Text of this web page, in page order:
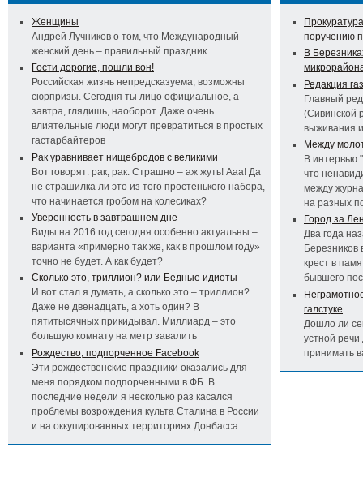
Женщины
Андрей Лучников о том, что Международный
женский день – правильный праздник
Гости дорогие, пошли вон!
Российская жизнь непредсказуема, возможны
сюрпризы. Сегодня ты лицо официальное, а
завтра, глядишь, наоборот. Даже очень
влиятельные люди могут превратиться в простых
гастарбайтеров
Рак уравнивает нищебродов с великими
Вот говорят: рак, рак. Страшно – аж жуть! Ааа! Да
не страшилка ли это из того простенького набора,
что начинается гробом на колесиках?
Уверенность в завтрашнем дне
Виды на 2016 год сегодня особенно актуальны –
варианта «примерно так же, как в прошлом году»
точно не будет. А как будет?
Сколько это, триллион? или Бедные идиоты
И вот стал я думать, а сколько это – триллион?
Даже не двенадцать, а хоть один? В
пятитысячных прикидывал. Миллиард – это
большую комнату на метр завалить
Рождество, подпорченное Facebook
Эти рождественские праздники оказались для
меня порядком подпорченными в ФБ. В
последние недели я несколько раз касался
проблемы возрождения культа Сталина в России
и на оккупированных территориях Донбасса
поручению
В
Редакция
Главный
(Сивинской
выживания
Между
В интервью
что
между
на разных
Город за
Два года
Березников
крест в
бывшего
галстуке
Дошло ли
устной речи
принимать